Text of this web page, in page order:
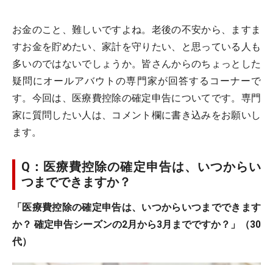
お金のこと、難しいですよね。老後の不安から、ますま
すお金を貯めたい、家計を守りたい、と思っている人も
多いのではないでしょうか。皆さんからのちょっとした
疑問にオールアバウトの専門家が回答するコーナーで
す。今回は、医療費控除の確定申告についてです。専門
家に質問したい人は、コメント欄に書き込みをお願いし
ます。
Q：医療費控除の確定申告は、いつからい
つまでできますか？
「医療費控除の確定申告は、いつからいつまでできます
か？ 確定申告シーズンの2月から3月までですか？」（30
代）